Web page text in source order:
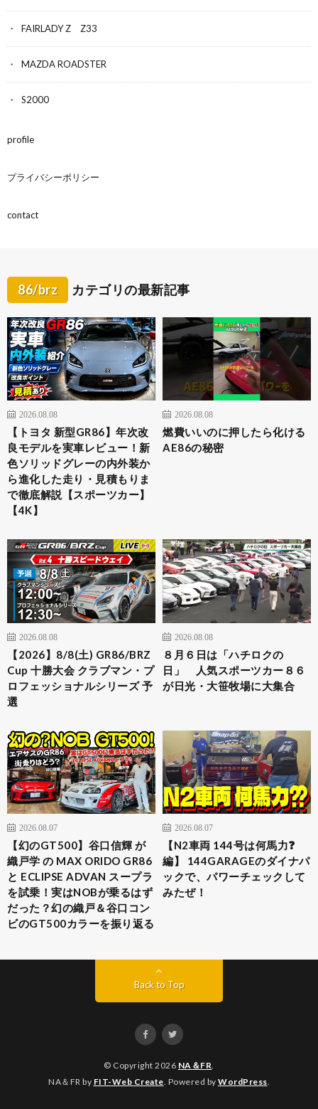
FAIRLADY Z Z33
MAZDA ROADSTER
S2000
profile
プライバシーポリシー
contact
86/brz カテゴリの最新記事
2026.08.08
【トヨタ 新型GR86】年次改
良モデルを実車レビュー！新
色ソリッドグレーの内外装か
ら進化した走り・見積もりま
で徹底解説【スポーツカー】
【4K】
2026.08.08
燃費いいのに押したら化ける
AE86の秘密
2026.08.08
【2026】8/8(土) GR86/BRZ
Cup 十勝大会 クラブマン・プ
ロフェッショナルシリーズ 予
選
2026.08.08
８月６日は「ハチロクの
日」 人気スポーツカー８６
が日光・大笹牧場に大集合
2026.08.07
【幻のGT500】谷口信輝 が
織戸学 の MAX ORIDO GR86
と ECLIPSE ADVAN スープラ
を試乗！実はNOBが乗るはず
だった？幻の織戸＆谷口コン
ビのGT500カラーを振り返る
2026.08.07
【N2車両 144号は何馬力❓
編】 144GARAGEのダイナパ
ックで、パワーチェックして
みたぜ！
Back to Top
© Copyright 2026 NA＆FR.
NA＆FR by FIT-Web Create. Powered by WordPress.